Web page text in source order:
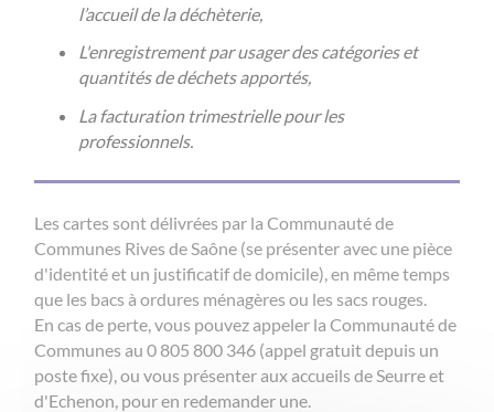
l’accueil de la déchèterie,
L'enregistrement par usager des catégories et
quantités de déchets apportés,
La facturation trimestrielle pour les
professionnels.
Les cartes sont délivrées par la Communauté de
Communes Rives de Saône (se présenter avec une pièce
d'identité et un justificatif de domicile), en même temps
que les bacs à ordures ménagères ou les sacs rouges.
En cas de perte, vous pouvez appeler la Communauté de
Communes au 0 805 800 346 (appel gratuit depuis un
poste fixe), ou vous présenter aux accueils de Seurre et
d'Echenon, pour en redemander une.